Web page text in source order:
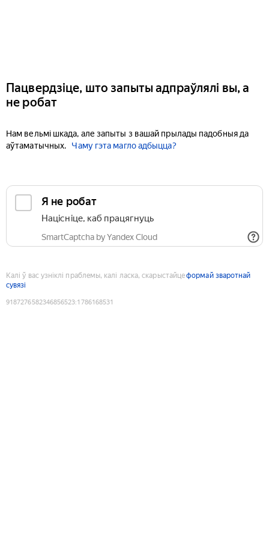
Пацвердзіце, што запыты адпраўлялі вы, а
не робат
Нам вельмі шкада, але запыты з вашай прылады падобныя да
аўтаматычных.
Чаму гэта магло адбыцца?
Я не робат
Націсніце, каб працягнуць
SmartCaptcha by Yandex Cloud
Калі ў вас узніклі праблемы, калі ласка, скарыстайцеформай зваротнай
сувязі
9187276582346856523:1786168531